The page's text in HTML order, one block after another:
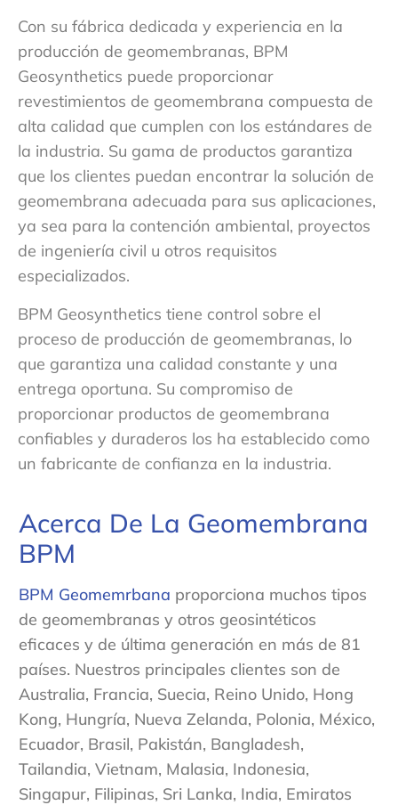
Con su fábrica dedicada y experiencia en la
producción de geomembranas, BPM
Geosynthetics puede proporcionar
revestimientos de geomembrana compuesta de
alta calidad que cumplen con los estándares de
la industria. Su gama de productos garantiza
que los clientes puedan encontrar la solución de
geomembrana adecuada para sus aplicaciones,
ya sea para la contención ambiental, proyectos
de ingeniería civil u otros requisitos
especializados.
BPM Geosynthetics tiene control sobre el
proceso de producción de geomembranas, lo
que garantiza una calidad constante y una
entrega oportuna. Su compromiso de
proporcionar productos de geomembrana
confiables y duraderos los ha establecido como
un fabricante de confianza en la industria.
Acerca De La Geomembrana
BPM
BPM Geomemrbana proporciona muchos tipos
de geomembranas y otros geosintéticos
eficaces y de última generación en más de 81
países. Nuestros principales clientes son de
Australia, Francia, Suecia, Reino Unido, Hong
Kong, Hungría, Nueva Zelanda, Polonia, México,
Ecuador, Brasil, Pakistán, Bangladesh,
Tailandia, Vietnam, Malasia, Indonesia,
Singapur, Filipinas, Sri Lanka, India, Emiratos